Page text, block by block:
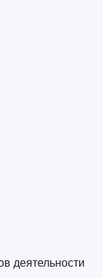
деятельности